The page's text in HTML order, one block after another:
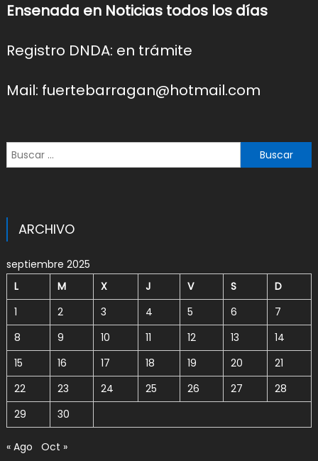
Ensenada en Noticias todos los días
Registro DNDA: en trámite
Mail: fuertebarragan@hotmail.com
Buscar:
ARCHIVO
septiembre 2025
L
M X J V S
D
1
2 3 4 5 6
7
8
9 10 11 12 13
14
15
16 17 18 19 20
21
22
23 24 25 26 27
28
29
30
« Ago Oct »